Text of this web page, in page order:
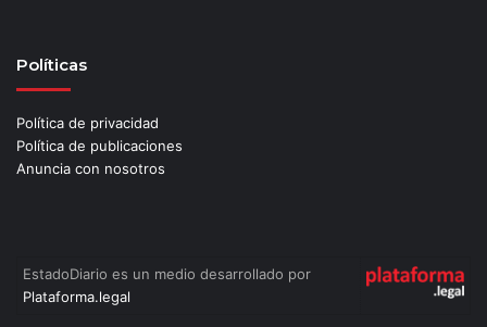
Políticas
Política de privacidad
Política de publicaciones
Anuncia con nosotros
EstadoDiario es un medio desarrollado por
Plataforma.legal